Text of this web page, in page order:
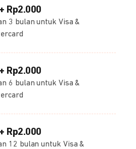
Rp2.000
3 bulan untuk Visa &
Rp2.000
6 bulan untuk Visa &
Rp2.000
12 bulan untuk Visa &